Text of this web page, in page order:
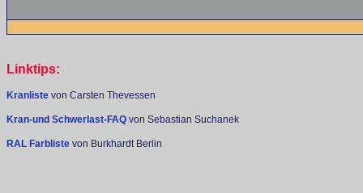
Linktips:
Kranliste von Carsten Thevessen
Kran-und Schwerlast-FAQ von Sebastian Suchanek
RAL Farbliste von Burkhardt Berlin